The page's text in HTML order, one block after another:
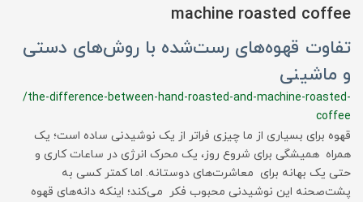
machine roasted coffee
تفاوت قهوه‌های رست‌شده با روش‌های دستی
و ماشینی
/the-difference-between-hand-roasted-and-machine-roasted-
coffee
قهوه برای بسیاری از ما چیزی فراتر از یک نوشیدنی ساده است؛ یک
همراه همیشگی برای شروع روز، یک محرک انرژی در ساعات کاری و
حتی یک بهانه برای معاشرت‌های دوستانه. اما کمتر کسی به
پشت‌صحنه این نوشیدنی محبوب فکر می‌کند؛ اینکه دانه‌های قهوه